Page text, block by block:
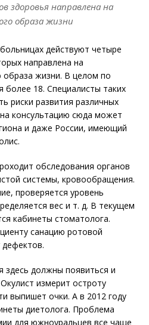
здоровья направлена на
образа жизни
действуют четыре
направлена на
жизни. В целом по
более 18. Специалисты таких
риски развития различных
консультацию сюда может
и даже России, имеющий
обследования органов
системы, кровообращения.
проверяется уровень
вес и т. д. В текущем
кабинеты стоматолога.
санацию ротовой
дефектов.
должны появиться и
измерит остроту
выпишет очки. А в 2012 году
диетолога. Проблема
для южноуральцев все чаще